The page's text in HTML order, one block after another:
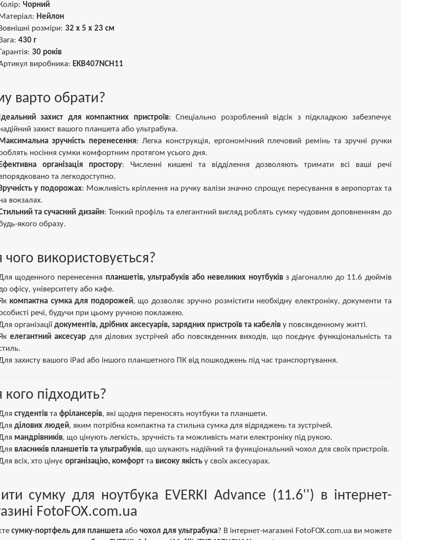
Чорний
Нейлон
розміри: 32 x 5 x 23 см
430 г
30 років
виробника: EKB407NCH11
варто обрати?
захист для компактних пристроїв: Спеціально розроблений відсік з підкладкою забезпечує
захист вашого планшета або ультрабука.
зручність перенесення: Легка конструкція, ергономічний плечовий ремінь та зручні ручки
носіння сумки комфортним протягом усього дня.
організація простору: Численні кишені та відділення дозволяють тримати всі ваші речі
та легкодоступно.
у подорожах: Можливість кріплення на ручку валізи значно спрощує пересування в аеропортах та
вокзалах.
та сучасний дизайн: Тонкий профіль та елегантний вигляд роблять сумку чудовим доповненням до
якого образу.
чого використовується?
щоденного перенесення планшетів, ультрабуків або невеликих ноутбуківз діагоналлю до 11.6 дюймів
офісу, університету або кафе.
компактна сумка для подорожей, що дозволяє зручно розмістити необхідну електроніку, документи та
речі, будучи при цьому ручною поклажею.
організації документів, дрібних аксесуарів, зарядних пристроїв та кабеліву повсякденному житті.
елегантний аксесуар для ділових зустрічей або повсякденних виходів, що поєднує функціональність та
захисту вашого iPad або іншого планшетного ПК від пошкоджень під час транспортування.
кого підходить?
студентівта фрілансерів, які щодня переносять ноутбуки та планшети.
ділових людей, яким потрібна компактна та стильна сумка для відряджень та зустрічей.
мандрівників, що цінують легкість, зручність та можливість мати електроніку під рукою.
власників планшетів та ультрабуків, що шукають надійний та функціональний чохол для своїх пристроїв.
всіх, хто цінує організацію, комфортта високу якістьу своїх аксесуарах.
сумку для ноутбука EVERKI Advance (11.6'') в інтернет-
FotoFOX.com.ua
сумку-портфель для планшетаабо чохол для ультрабука? В інтернет-магазині FotoFOX.com.ua ви можете